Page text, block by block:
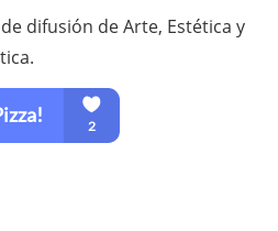
difusión de Arte, Estética y